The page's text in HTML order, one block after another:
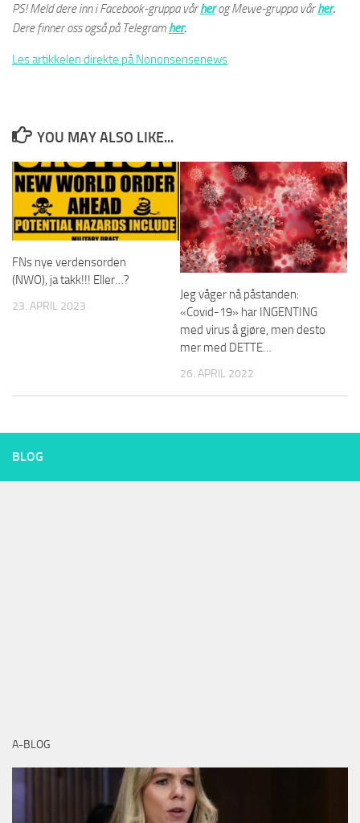
PS! Meld dere inn i Facebook-gruppa vårherog Mewe-gruppa vårher.
Dere finner oss også på Telegram her.
Les artikkelen direkte på Nononsensenews
YOU MAY ALSO LIKE...
FNs nye verdensorden
(NWO), ja takk!!! Eller…?
23. APRIL 2023
Jeg våger nå påstanden:
«Covid-19» har INGENTING
med virus å gjøre, men desto
mer med DETTE…
26. APRIL 2022
BLOG
A-BLOG